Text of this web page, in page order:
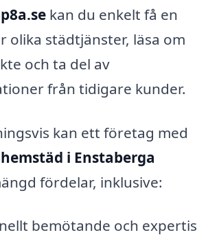
kan du enkelt få en
olika städtjänster, läsa om
och ta del av
från tidigare kunder.
kan ett företag med
hemstäd i Enstaberga
fördelar, inklusive:
bemötande och expertis